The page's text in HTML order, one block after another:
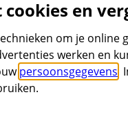
en
om je
werken en
persoonsgegevens